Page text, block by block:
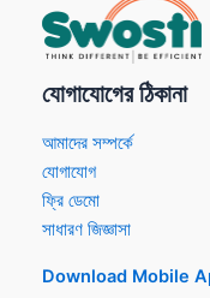
যোগাযোগের ঠিকানা
আমাদের সম্পর্কে
যোগাযোগ
ফ্রি ডেমো
সাধারণ জিজ্ঞাসা
Download Mobile